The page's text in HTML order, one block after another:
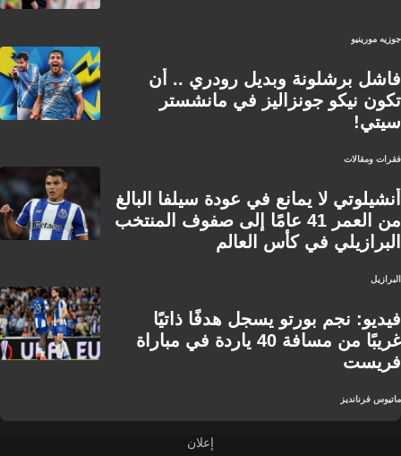
جوزيه مورينيو
فاشل برشلونة وبديل رودري .. أن
تكون نيكو جونزاليز في مانشستر
سيتي!
فقرات ومقالات
أنشيلوتي لا يمانع في عودة سيلفا البالغ
من العمر 41 عامًا إلى صفوف المنتخب
البرازيلي في كأس العالم
البرازيل
فيديو: نجم بورتو يسجل هدفًا ذاتيًا
غريبًا من مسافة 40 ياردة في مباراة
فريست
ماتيوس فرنانديز